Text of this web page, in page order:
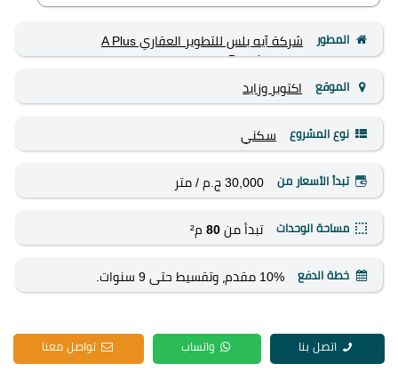
المطور
شركة آيه بلس للتطوير العقاري A Plus
Development
الموقع اكتوبر وزايد
نوع المشروع سكني
تبدأ الأسعار من 30,000 ج.م / متر
مساحة الوحدات تبدأ من 80م²
خطة الدفع 10% مقدم، وتقسيط حتى 9 سنوات.
اتصل بنا واتساب تواصل معنا